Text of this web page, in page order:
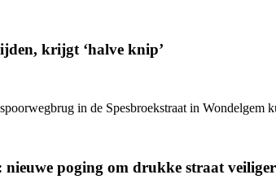
krijgt ‘halve knip’
in de Spesbroekstraat in Wondelgem
poging om drukke straat